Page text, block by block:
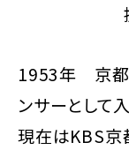
1953年 京都
ンサーとして
現在はKBS京